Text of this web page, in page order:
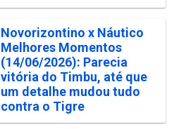
Novorizontino x Náutico
Melhores Momentos
(14/06/2026): Parecia
vitória do Timbu, até que
um detalhe mudou tudo
contra o Tigre